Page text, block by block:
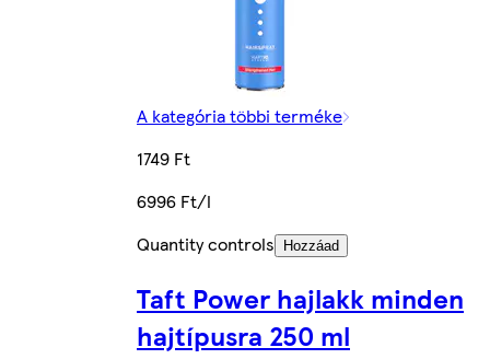
A kategória többi terméke
1749 Ft
6996 Ft/l
Quantity controls
Hozzáad
Taft Power hajlakk minden
hajtípusra 250 ml